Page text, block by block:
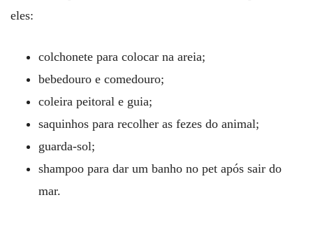
eles:
colchonete para colocar na areia;
bebedouro e comedouro;
coleira peitoral e guia;
saquinhos para recolher as fezes do animal;
guarda-sol;
shampoo para dar um banho no pet após sair do
mar.